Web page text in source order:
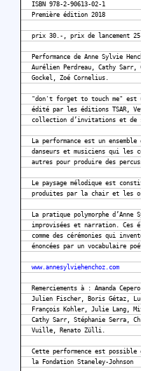
ISBN 978-2-90613-02-1
Première édition 2018
prix 30.-, prix de lancement
Performance de Anne Sylvie
Aurélien Perdreau, Cathy Sarr,
Gockel, Zoé Cornelius.
"don't forget to touch me" est
édité par les éditions TSAR,
collection d’invitations et de
La performance est un
danseurs et musiciens qui les
autres pour produire des
Le paysage mélodique est
produites par la chair et les
La pratique polymorphe
improvisées et narration. Ces
comme des cérémonies qui
énoncées par un vocabulaire
www.annesylviehenchoz.com
Remerciements à : Amanda
Julien Fischer, Boris Gétaz,
François Kohler, Julie Lang,
Cathy Sarr, Stéphanie Serra,
Vuille, Renato Zülli.
Cette performence est
la Fondation Staneley-Johnson